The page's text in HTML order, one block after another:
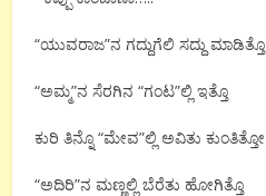
“ಯುವರಾಜ”ನ ಗದ್ದುಗೆಲಿ ಸದ್ದು ಮಾಡಿತ್ತೊ
“ಅಮ್ಮ”ನ ಸೆರಗಿನ “ಗಂಟ”ಲ್ಲಿ ಇತ್ತೊ
ಕುರಿ ತಿನ್ನೊ “ಮೇವ”ಲ್ಲಿ ಅವಿತು ಕುಂತಿತ್ತೋ
“ಅದಿರಿ”ನ ಮಣ್ಣಲ್ಲಿ ಬೆರೆತು ಹೋಗಿತ್ತೊ